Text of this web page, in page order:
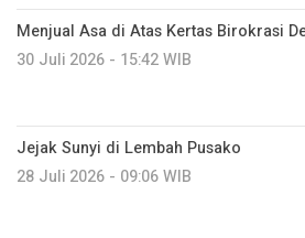
Menjual Asa di Atas Kertas Birokrasi
30 Juli 2026 - 15:42 WIB
Jejak Sunyi di Lembah Pusako
28 Juli 2026 - 09:06 WIB